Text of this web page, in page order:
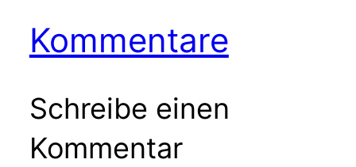
Kommentare
Schreibe einen
Kommentar